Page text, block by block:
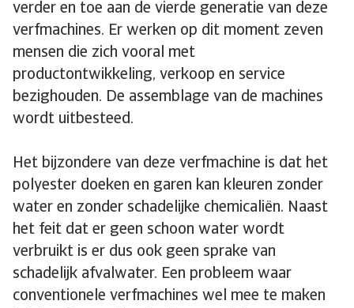
verder en toe aan de vierde generatie van deze
verfmachines. Er werken op dit moment zeven
mensen die zich vooral met
productontwikkeling, verkoop en service
bezighouden. De assemblage van de machines
wordt uitbesteed.
Het bijzondere van deze verfmachine is dat het
polyester doeken en garen kan kleuren zonder
water en zonder schadelijke chemicaliën. Naast
het feit dat er geen schoon water wordt
verbruikt is er dus ook geen sprake van
schadelijk afvalwater. Een probleem waar
conventionele verfmachines wel mee te maken